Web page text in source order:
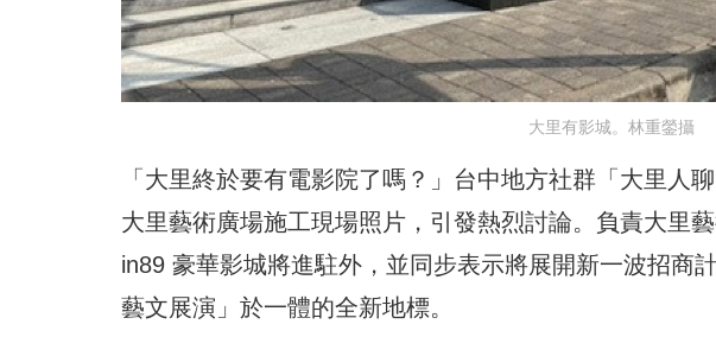
大里有影城。林重鎣攝
「大里終於要有電影院了嗎？」台中地方社群「大里人
大里藝術廣場施工現場照片， 引發熱烈討論。負責大里藝
in89 豪華影城將進駐外，並同步表示將展開新一波招商
藝文展演」於一體的全新地標。